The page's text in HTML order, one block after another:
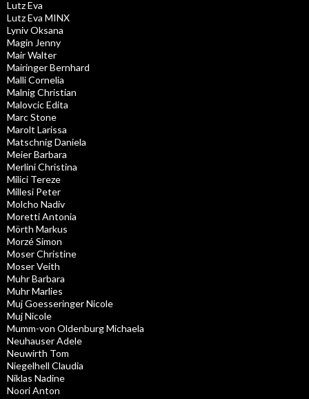
Lutz Eva
Lutz Eva MINX
Lyniv Oksana
Magin Jenny
Mair Walter
Mairinger Bernhard
Malli Cornelia
Malnig Christian
Malovcic Edita
Marc Stone
Marolt Larissa
Matschnig Daniela
Meier Barbara
Merlini Christina
Milici Tereze
Millesi Peter
Molcho Nadiv
Moretti Antonia
Mörth Markus
Morzé Simon
Moser Christine
Moser Veith
Muhr Barbara
Muhr Marlies
Muj Goesseringer Nicole
Muj Nicole
Mumm-von Oldenburg Michaela
Neuhauser Adele
Neuwirth Tom
Niegelhell Claudia
Niklas Nadine
Noori Anton